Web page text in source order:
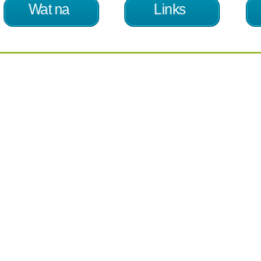
Wat na Links